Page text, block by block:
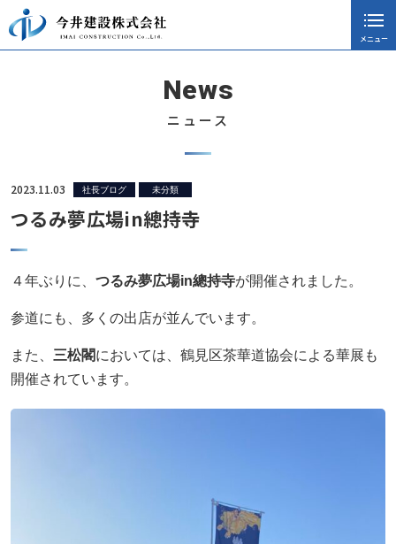
メニュー
閉じる
施工実績
ニュース
CSR活動
ニュース発刊
News
ニュース
2023.11.03 社長ブログ 未分類
つるみ夢広場in總持寺
４年ぶりに、 つるみ夢広場in總持寺が開催されました。
参道にも、多くの出店が並んでいます。
また、 三松閣においては、鶴見区茶華道協会による華展も
開催されています。